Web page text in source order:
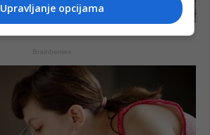
Upravljanje opcijama